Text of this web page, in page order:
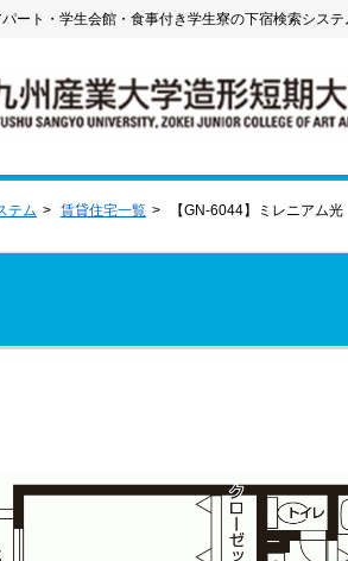
ート・学生会館・食事付き学生寮の下宿検索システ
テム 賃貸住宅一覧 【GN-6044】ミレニアム光